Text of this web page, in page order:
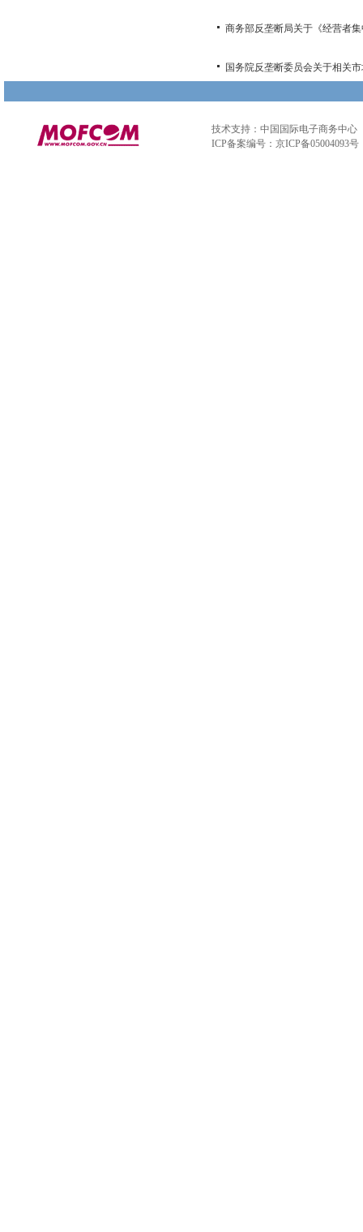
商务部反垄断局关于《经营者
国务院反垄断委员会关于相关
技术支持：中国国际电子商务中心
ICP备案编号：京ICP备05004093号